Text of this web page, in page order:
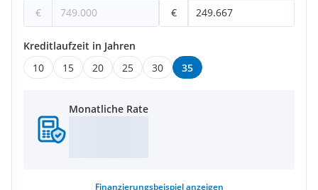
€
€
Kreditlaufzeit in Jahren
10
15 20 25 30 35
Monatliche Rate
Finanzierungsbeispiel anzeigen